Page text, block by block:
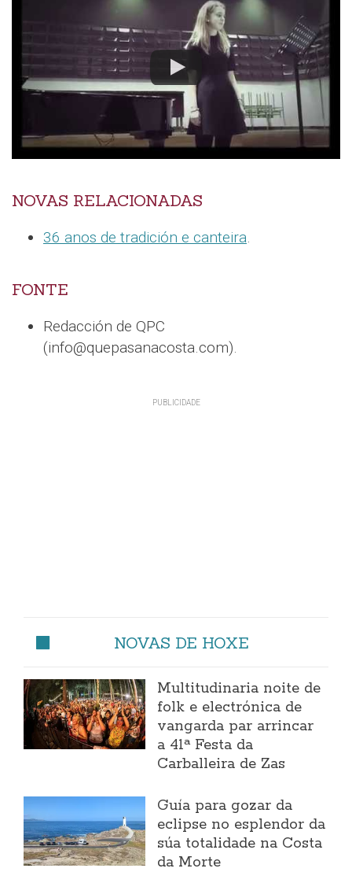
NOVAS RELACIONADAS
36 anos de tradición e canteira.
FONTE
Redacción de QPC
(info@quepasanacosta.com).
NOVAS DE HOXE
Multitudinaria noite de
folk e electrónica de
vangarda par arrincar
a 41ª Festa da
Carballeira de Zas
Guía para gozar da
eclipse no esplendor da
súa totalidade na Costa
da Morte